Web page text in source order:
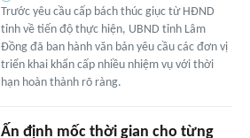
Trước yêu cầu cấp bách thúc giục từ HĐND
tỉnh về tiến độ thực hiện, UBND tỉnh Lâm
Đồng đã ban hành văn bản yêu cầu các đơn vị
triển khai khẩn cấp nhiều nhiệm vụ với thời
hạn hoàn thành rõ ràng.
Ấn định mốc thời gian cho từng